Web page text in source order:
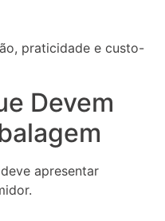
praticidade e custo-
Devem
apresentar